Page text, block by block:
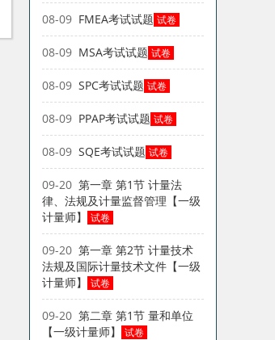
08-09 FMEA考试试题 试卷
08-09 MSA考试试题 试卷
08-09 SPC考试试题 试卷
08-09 PPAP考试试题 试卷
08-09 SQE考试试题 试卷
09-20 第一章 第1节 计量法
律、法规及计量监督管理【一级
计量师】
试卷
09-20 第一章 第2节 计量技术
法规及国际计量技术文件【一级
计量师】
试卷
09-20 第二章 第1节 量和单位
【一级计量师】
试卷